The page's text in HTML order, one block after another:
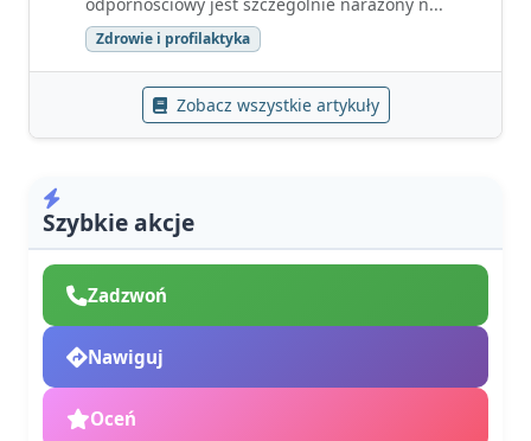
Zdrowie i profilaktyka
Zobacz wszystkie artykuły
Szybkie akcje
Zadzwoń
Nawiguj
Oceń